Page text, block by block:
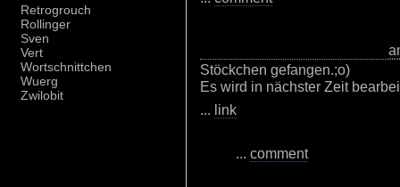
Retrogrouch
Rollinger
Sven
Vert
Wortschnittchen
Wuerg
Zwilobit
Stöckchen gefangen.;o)
Es wird in nächster Zeit
... link
... comment